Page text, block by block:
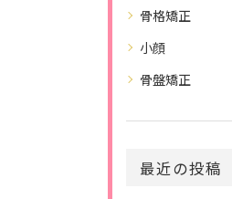
骨格矯正
小顔
骨盤矯正
最近の投稿